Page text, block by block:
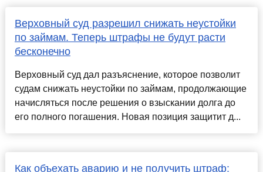
Верховный суд разрешил снижать неустойки
по займам. Теперь штрафы не будут расти
бесконечно
Верховный суд дал разъяснение, которое позволит
судам снижать неустойки по займам, продолжающие
начисляться после решения о взыскании долга до
его полного погашения. Новая позиция защитит д...
Как объехать аварию и не получить штраф: